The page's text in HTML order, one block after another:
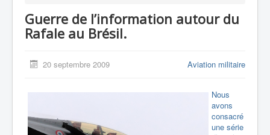
Aviation Militaire
Drones
Guerre de l’information autour du
Rafale au Brésil.
20 septembre 2009 Aviation militaire
Nous
avons
consacré
une série